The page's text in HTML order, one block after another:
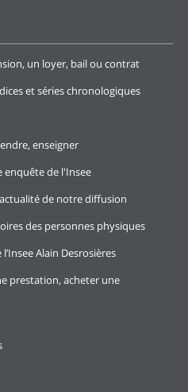
un loyer, bail ou contrat
et séries chronologiques
enseigner
enquête de l'Insee
de notre diffusion
des personnes physiques
Alain Desrosières
prestation, acheter une